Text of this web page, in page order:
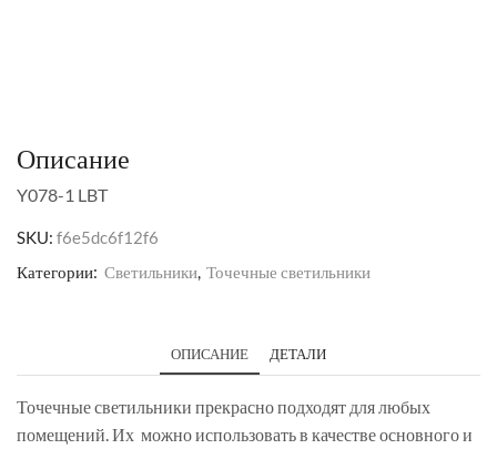
Описание
Y078-1 LBT
SKU: f6e5dc6f12f6
Категории: Светильники, Точечные светильники
ОПИСАНИЕ ДЕТАЛИ
Точечные светильники прекрасно подходят для любых
помещений. Их можно использовать в качестве основного и